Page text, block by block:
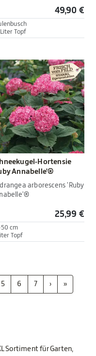
49,90 €
Topf
Hortensie
Annabelle'®
arborescens 'Ruby
25,99 €
cm
Topf
5 6 7 › »
Sortiment für Garten,